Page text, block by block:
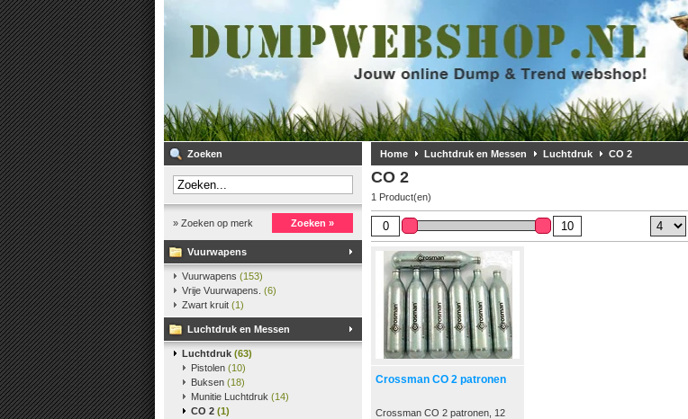
Zoeken
» Zoeken op merk Zoeken »
Vuurwapens
Vuurwapens (153)
Vrije Vuurwapens. (6)
Zwart kruit (1)
Luchtdruk en Messen
Luchtdruk (63)
Pistolen (10)
Buksen (18)
Munitie Luchtdruk (14)
CO 2 (1)
Home Luchtdruk en Messen Luchtdruk CO 2
CO 2
1 Product(en)
Crossman CO 2 patronen
Crossman CO 2 patronen, 12